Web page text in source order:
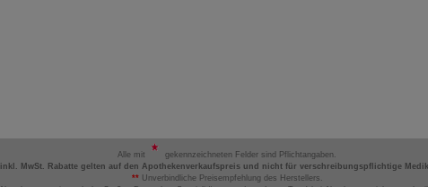
Alle mit
gekennzeichneten Felder sind Pflichtangaben.
inkl. MwSt. Rabatte gelten auf den Apothekenverkaufspreis und nicht für verschreibungspflichtige
**Unverbindliche Preisempfehlung des Herstellers.